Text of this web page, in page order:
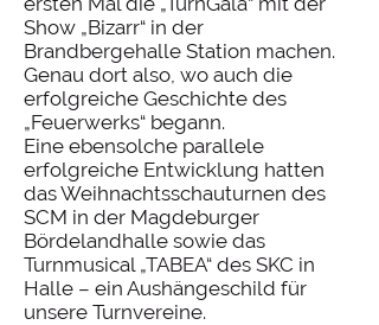
Show „Bizarr“ in der
Brandbergehalle Station machen.
Genau dort also, wo auch die
erfolgreiche Geschichte des
„Feuerwerks“ begann.
Eine ebensolche parallele
erfolgreiche Entwicklung hatten
das Weihnachtsschauturnen des
SCM in der Magdeburger
Bördelandhalle sowie das
Turnmusical „TABEA“ des SKC in
Halle – ein Aushängeschild für
unsere Turnvereine.